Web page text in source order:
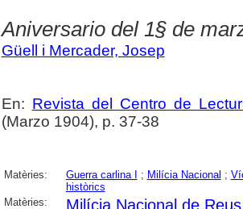
Aniversario del 1§ de
Güell i Mercader, Josep
En: Revista del Centro de
(Marzo 1904), p. 37-38
Matèries: Guerra carlina I ; Milícia Nacional ;
històrics
Matèries:
Milícia Nacional de Reus